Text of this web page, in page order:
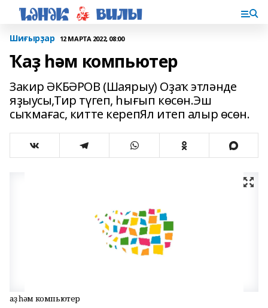
Шиғырҙар 12 МАРТА 2022, 08:00
Ҡаҙ һәм компьютер
Закир ӘКБӘРОВ (Шаярыу) Оҙаҡ этләнде
яҙыусы,Тир түгеп, һығып көсөн.Эш
сыҡмағас, китте керепЯл итеп алыр өсөн.
Ҡаҙ һәм компьютер